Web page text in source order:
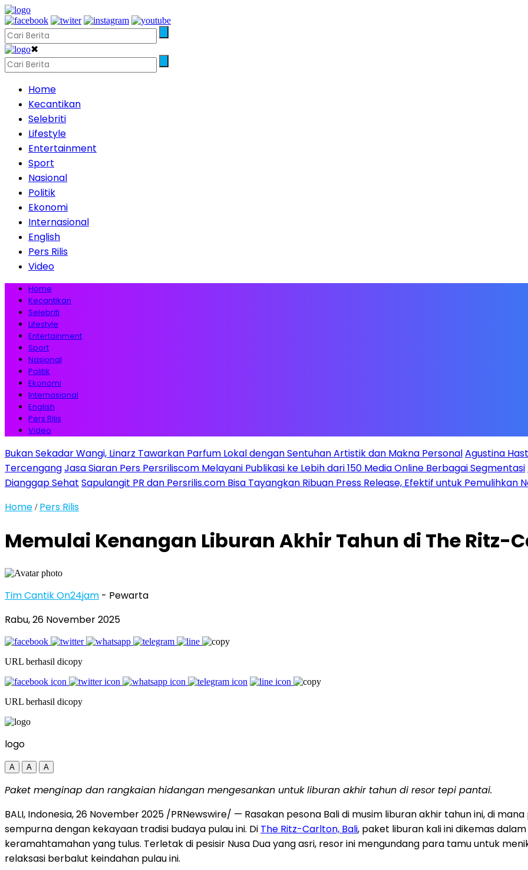
✖
Home
Kecantikan
Selebriti
Lifestyle
Entertainment
Sport
Nasional
Politik
Ekonomi
Internasional
English
Pers Rilis
Video
Home
Kecantikan
Selebriti
Lifestyle
Entertainment
Sport
Nasional
Politik
Ekonomi
Internasional
English
Pers Rilis
Video
Bukan Sekadar Wangi, Linarz Tawarkan Parfum Lokal dengan Sentuhan Artistik dan Makna PersonalAgustina
TercengangJasa Siaran Pers Persriliscom Melayani Publikasi ke Lebih dari 150 Media Online Berbagai Segmentasi
Dianggap Sehat Sapulangit PR dan Persrilis.com Bisa Tayangkan Ribuan Press Release, Efektif untuk Pemulihkan
Home / Pers Rilis
Memulai Kenangan Liburan Akhir Tahun di The Ritz-
Tim Cantik On24jam - Pewarta
Rabu, 26 November 2025
URL berhasil dicopy
URL berhasil dicopy
logo
A A A
Paket menginap dan rangkaian hidangan mengesankan untuk liburan akhir tahun di resor tepi pantai.
BALI, Indonesia,26 November 2025 /PRNewswire/ — Rasakan pesona Balidi musim liburan akhir tahun ini, di
sempurna dengan kekayaan tradisi budaya pulau ini. Di The Ritz-Carlton, Bali, paket liburan kali ini dikemas
keramahtamahan yang tulus. Terletak di pesisir Nusa Duayang asri, resor ini mengundang para tamu untuk
relaksasi berbalut keindahan pulau ini.